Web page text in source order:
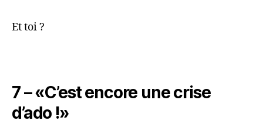
Et toi ?
7 – «C’est encore une crise
d’ado !»